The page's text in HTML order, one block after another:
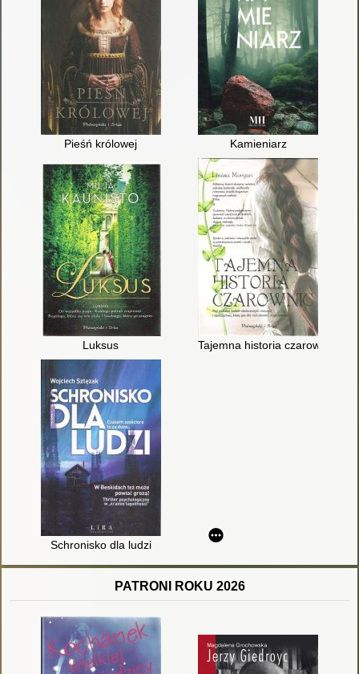
Pieśń królowej Kamieniarz
Luksus Tajemna historia czarownic
Schronisko dla ludzi
PATRONI ROKU 2026